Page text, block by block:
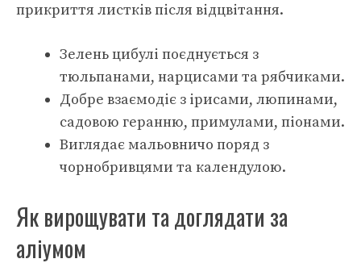
прикриття листків після відцвітання.
Зелень цибулі поєднується з
тюльпанами, нарцисами та рябчиками.
Добре взаємодіє з ірисами, люпинами,
садовою геранню, примулами, піонами.
Виглядає мальовничо поряд з
чорнобривцями та календулою.
Як вирощувати та доглядати за
аліумом